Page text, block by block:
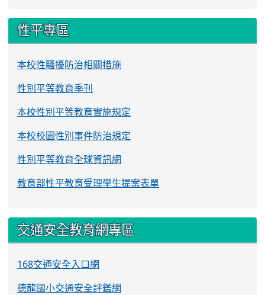
性平專區
本校性騷擾防治相關措施
性別平等教育季刊
本校性別平等教育實施規定
本校校園性別事件防治規定
性別平等教育全球資訊網
教育部性平教育受理學生提案表單
交通安全教育網專區
168交通安全入口網
德龍國小交通安全評鑑網